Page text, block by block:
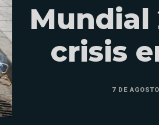
Mundial
crisis
7 DE